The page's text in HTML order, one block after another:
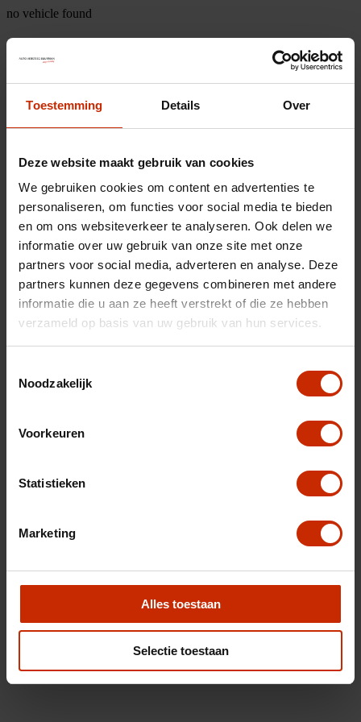
Toestemming Details Over
Deze website maakt gebruik van cookies
We gebruiken cookies om content en advertenties te
personaliseren, om functies voor social media te bieden
en om ons websiteverkeer te analyseren. Ook delen we
informatie over uw gebruik van onze site met onze
partners voor social media, adverteren en analyse. Deze
partners kunnen deze gegevens combineren met andere
informatie die u aan ze heeft verstrekt of die ze hebben
verzameld op basis van uw gebruik van hun services.
Noodzakelijk
Voorkeuren
Statistieken
Marketing
Alles toestaan
Selectie toestaan
no vehicle found